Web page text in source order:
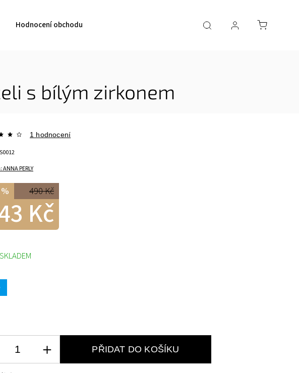
Hodnocení obchodu
s bílým zirkonem
ANNA PERLY
1 hodnocení
490 Kč
Kč
SKLADEM
PŘIDAT DO KOŠÍKU